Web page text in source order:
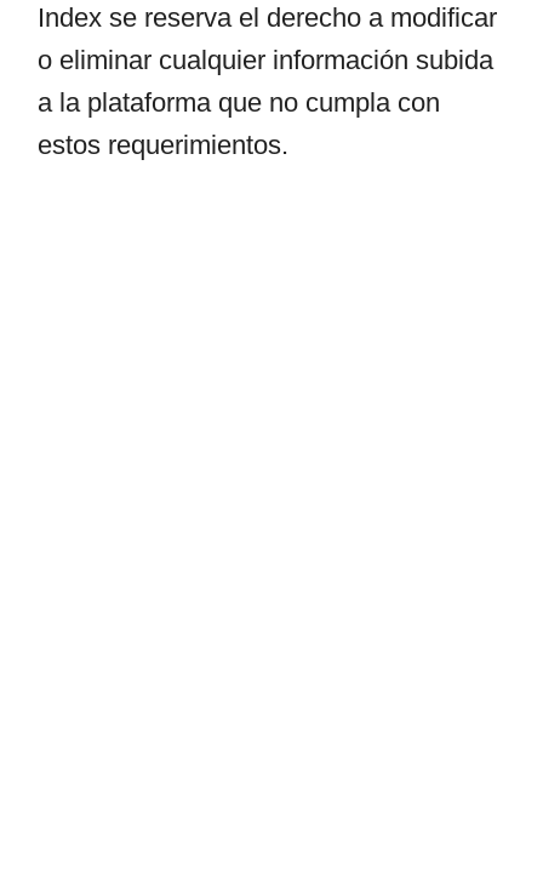
Index se reserva el derecho a modificar
o eliminar cualquier información subida
a la plataforma que no cumpla con
estos requerimientos.